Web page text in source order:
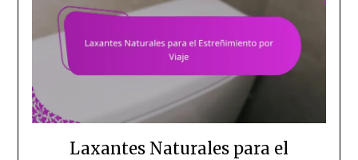
Laxantes Naturales para el